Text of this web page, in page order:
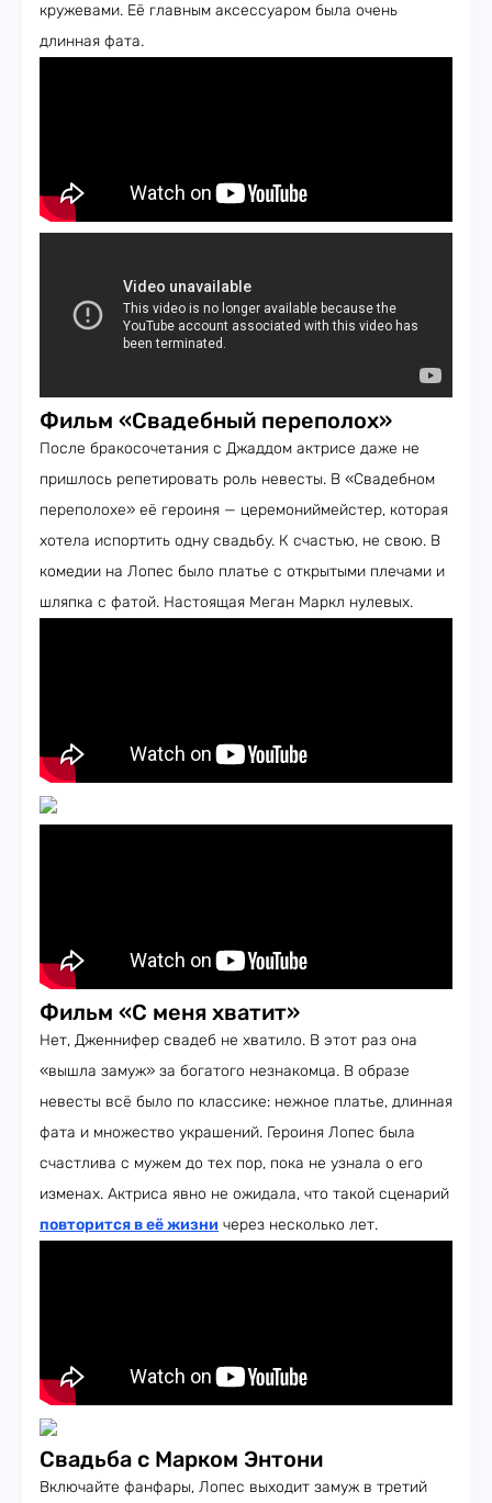
кружевами. Её главным аксессуаром была очень
длинная фата.
Фильм «Свадебный переполох»
После бракосочетания с Джаддом актрисе даже не
пришлось репетировать роль невесты. В «Свадебном
переполохе» её героиня — церемониймейстер, которая
хотела испортить одну свадьбу. К счастью, не свою. В
комедии на Лопес было платье с открытыми плечами и
шляпка с фатой. Настоящая Меган Маркл нулевых.
Фильм «С меня хватит»
Нет, Дженнифер свадеб не хватило. В этот раз она
«вышла замуж» за богатого незнакомца. В образе
невесты всё было по классике: нежное платье, длинная
фата и множество украшений. Героиня Лопес была
счастлива с мужем до тех пор, пока не узнала о его
изменах. Актриса явно не ожидала, что такой сценарий
повторится в её жизни через несколько лет.
Свадьба с Марком Энтони
Включайте фанфары, Лопес выходит замуж в третий